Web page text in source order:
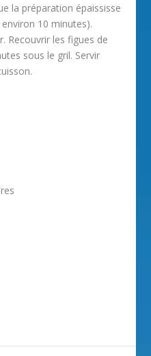
la préparation épaississe
10 minutes).
Recouvrir les figues de
sous le gril. Servir